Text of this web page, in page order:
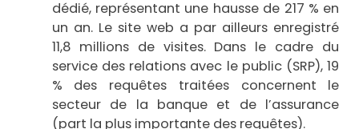
dédié, représentant une hausse de 217 % en
un an. Le site web a par ailleurs enregistré
11,8 millions de visites. Dans le cadre du
service des relations avec le public (SRP), 19
% des requêtes traitées concernent le
secteur de la banque et de l’assurance
(part la plus importante des requêtes).